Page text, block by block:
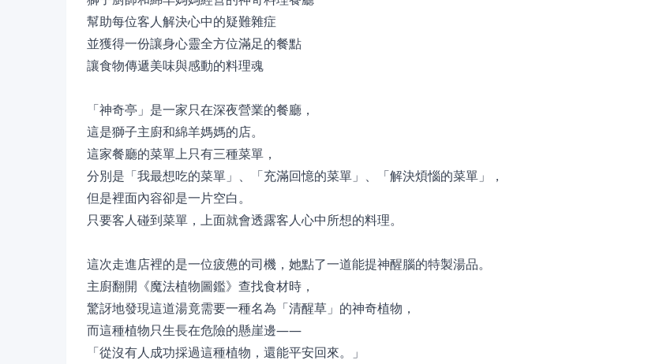
幫助每位客人解決心中的疑難雜症
並獲得一份讓身心靈全方位滿足的餐點
讓食物傳遞美味與感動的料理魂
「神奇亭」是一家只在深夜營業的餐廳，
這是獅子主廚和綿羊媽媽的店。
這家餐廳的菜單上只有三種菜單，
分別是「我最想吃的菜單」、「充滿回憶的菜單」、「解決煩惱的菜單」，
但是裡面內容卻是一片空白。
只要客人碰到菜單，上面就會透露客人心中所想的料理。
這次走進店裡的是一位疲憊的司機，她點了一道能提神醒腦的特製湯品。
主廚翻開《魔法植物圖鑑》查找食材時，
驚訝地發現這道湯竟需要一種名為「清醒草」的神奇植物，
而這種植物只生長在危險的懸崖邊——
「從沒有人成功採過這種植物，還能平安回來。」